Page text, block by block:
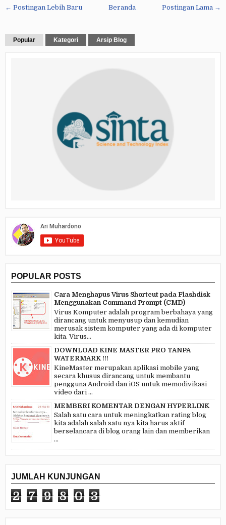
← Postingan Lebih Baru Postingan Lama →
Beranda
Popular Kategori Arsip Blog
POPULAR POSTS
Cara Menghapus Virus Shortcut pada Flashdisk
Menggunakan Command Prompt (CMD)
Virus Komputer adalah program berbahaya yang
dirancang untuk menyusup dan kemudian
merusak sistem komputer yang ada di komputer
kita. Virus...
DOWNLOAD KINE MASTER PRO TANPA
WATERMARK !!!
KineMaster merupakan aplikasi mobile yang
secara khusus dirancang untuk membantu
pengguna Android dan iOS untuk memodivikasi
video dari ...
MEMBERI KOMENTAR DENGAN HYPERLINK
Salah satu cara untuk meningkatkan rating blog
kita adalah salah satu nya kita harus aktif
berselancara di blog orang lain dan memberikan
...
JUMLAH KUNJUNGAN
2 7 9 8 0 3